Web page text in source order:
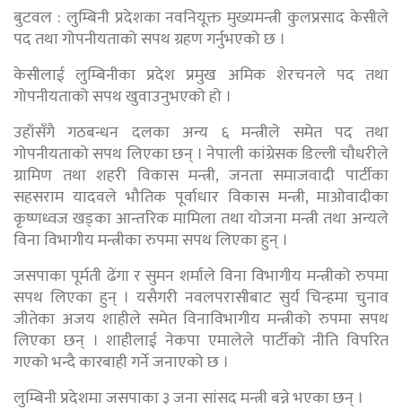
बुटवल : लुम्बिनी प्रदेशका नवनियूक्त मुख्यमन्त्री कुलप्रसाद केसीले
पद तथा गोपनीयताको सपथ ग्रहण गर्नुभएको छ ।
केसीलाई लुम्बिनीका प्रदेश प्रमुख अमिक शेरचनले पद तथा
गोपनीयताको सपथ खुवाउनुभएको हो ।
उहाँसँगै गठबन्धन दलका अन्य ६ मन्त्रीले समेत पद तथा
गोपनीयताको सपथ लिएका छन् । नेपाली कांग्रेसक डिल्ली चौधरीले
ग्रामिण तथा शहरी विकास मन्त्री, जनता समाजवादी पार्टीका
सहसराम यादवले भौतिक पूर्वाधार विकास मन्त्री, माओवादीका
कृष्णध्वज खड्का आन्तरिक मामिला तथा योजना मन्त्री तथा अन्यले
विना विभागीय मन्त्रीका रुपमा सपथ लिएका हुन् ।
जसपाका पूर्मती ढेंगा र सुमन शर्माले विना विभागीय मन्त्रीको रुपमा
सपथ लिएका हुन् । यसैगरी नवलपरासीबाट सुर्य चिन्हमा चुनाव
जीतेका अजय शाहीले समेत विनाविभागीय मन्त्रीको रुपमा सपथ
लिएका छन् । शाहीलाई नेकपा एमालेले पार्टीको नीति विपरित
गएको भन्दै कारबाही गर्ने जनाएको छ ।
लुम्बिनी प्रदेशमा जसपाका ३ जना सांसद मन्त्री बन्ने भएका छन् ।